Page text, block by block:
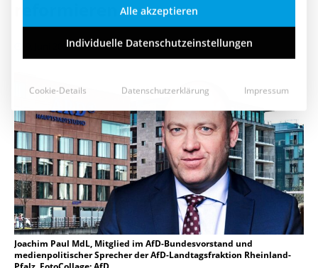
9. Juni 2021
Joachim Paul MdL, Mitglied im AfD-Bundesvorstand und
medienpolitischer Sprecher der AfD-Landtagsfraktion Rheinland-